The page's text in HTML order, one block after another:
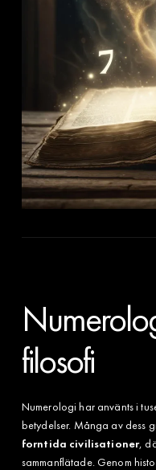
filosofi
Numerologi har använts i
betydelser. Många av dess
forntida civilisationer,
sammanflätade. Genom